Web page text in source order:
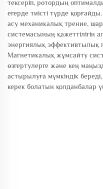
тексеріп, ротордың
егерде тиісті түрде
асу механикалық трение,
системасының қажеттілігін
энергиялық эффективтылық
Магнетикалық жұмсайту
өзгертулерге және кең
астырылуға мүмкіндік
керек болатын қолданбалар